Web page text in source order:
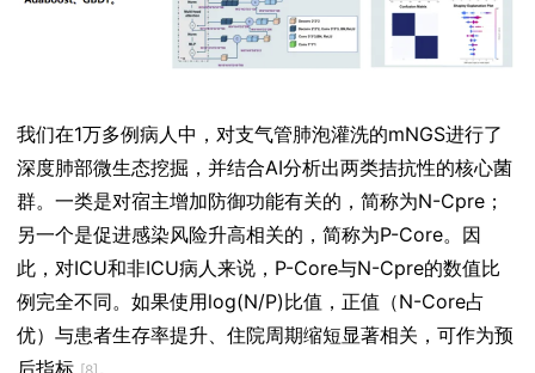
我们在1万多例病人中，对支气管肺泡灌洗的mNGS进行了
深度肺部微生态挖掘，并结合AI分析出两类拮抗性的核心菌
群。一类是对宿主增加防御功能有关的，简称为N-Cpre；
另一个是促进感染风险升高相关的，简称为P-Core。因
此，对ICU和非ICU病人来说，P-Core与N-Cpre的数值比
例完全不同。如果使用log(N/P)比值，正值（N-Core占
优）与患者生存率提升、住院周期缩短显著相关，可作为预
后指标
。